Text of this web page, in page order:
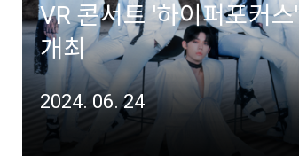
VR 콘서트 '하이퍼포커스'
개최
2024. 06. 24